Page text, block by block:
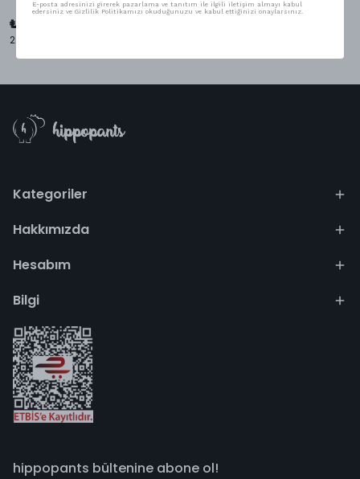
₺ 349.00
2 Çorap Bedeni
%9
₺ 1,098.00
Kategoriler
Hakkımızda
Hesabım
Bilgi
hippopants bültenine abone ol!
E-posta adresinizi girerek pazarlama ve tanıtım ile ilgili iletişim almayı kabul
edersiniz ve Gizlilik Politikamızı okuduğunuzu ve kabul ettiğinizi onaylarsınız.